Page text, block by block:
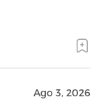
Ago 3, 2026